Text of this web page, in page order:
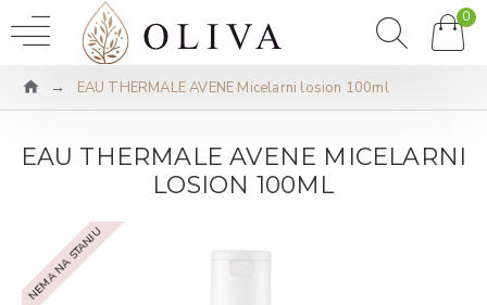
0
EAU THERMALE AVENE Micelarni losion 100ml
EAU THERMALE AVENE MICELARNI
LOSION 100ML
NEMA NA STANJU